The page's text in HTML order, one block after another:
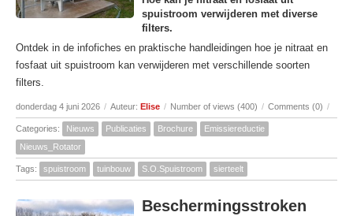
spuistroom verwijderen met diverse
filters.
Ontdek in de infofiches en praktische handleidingen hoe je nitraat en
fosfaat uit spuistroom kan verwijderen met verschillende soorten
filters.
donderdag 4 juni 2026 / Auteur: Elise / Number of views (400) / Comments (0) /
Categories: Nieuws Publicaties Brochure
Emissiereductie
Nieuws_Rotator
Tags: spuistroom tuinbouw S.O.Spuistroom sierteelt
Beschermingsstroken